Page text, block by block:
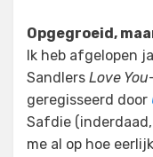
Opgegroeid,
Ik heb afgelopen
Sandlers Love You
geregisseerd door
Safdie
me al op hoe